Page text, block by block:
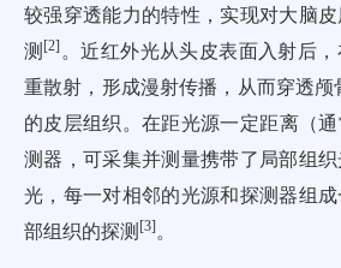
较强穿透能力的特性，实现对大脑
测 [2] 。近红外光从头皮表面入射后
重散射，形成漫射传播，从而穿透颅
的皮层组织。在距光源一定距离（通
测器，可采集并测量携带了局部组
光，每一对相邻的光源和探测器组
部组织的探测 [3] 。